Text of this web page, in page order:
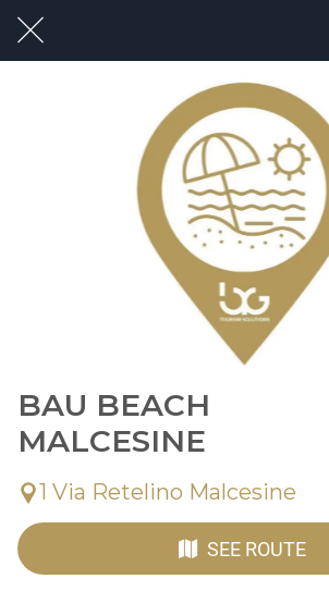
BAU BEACH
MALCESINE
1 Via Retelino Malcesine
SEE ROUTE